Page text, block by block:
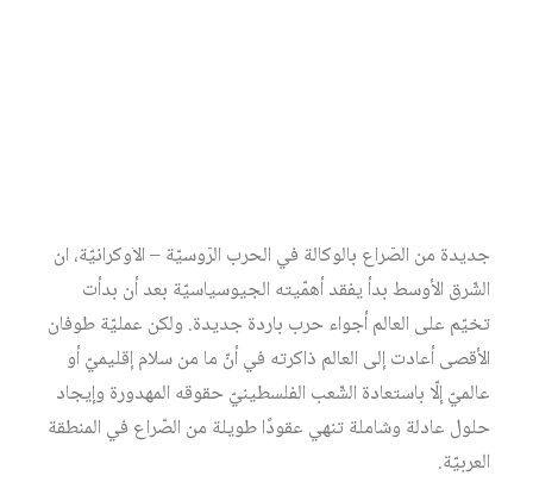
جديدة من الصّراع بالوكالة في الحرب الرّوسيّة – الأوكرانيّة، أن
الشّرق الأوسط بدأ يفقد أهمّيته الجيوسياسيّة بعد أن بدأت
تخيّم على العالم أجواء حرب باردة جديدة. ولكن عمليّة طوفان
الأقصى أعادت إلى العالم ذاكرته في أنّ ما من سلام إقليميّ أو
عالميّ إلّا باستعادة الشّعب الفلسطينيّ حقوقه المهدورة وإيجاد
حلول عادلة وشاملة تنهي عقودًا طويلة من الصّراع في المنطقة
العربيّة.